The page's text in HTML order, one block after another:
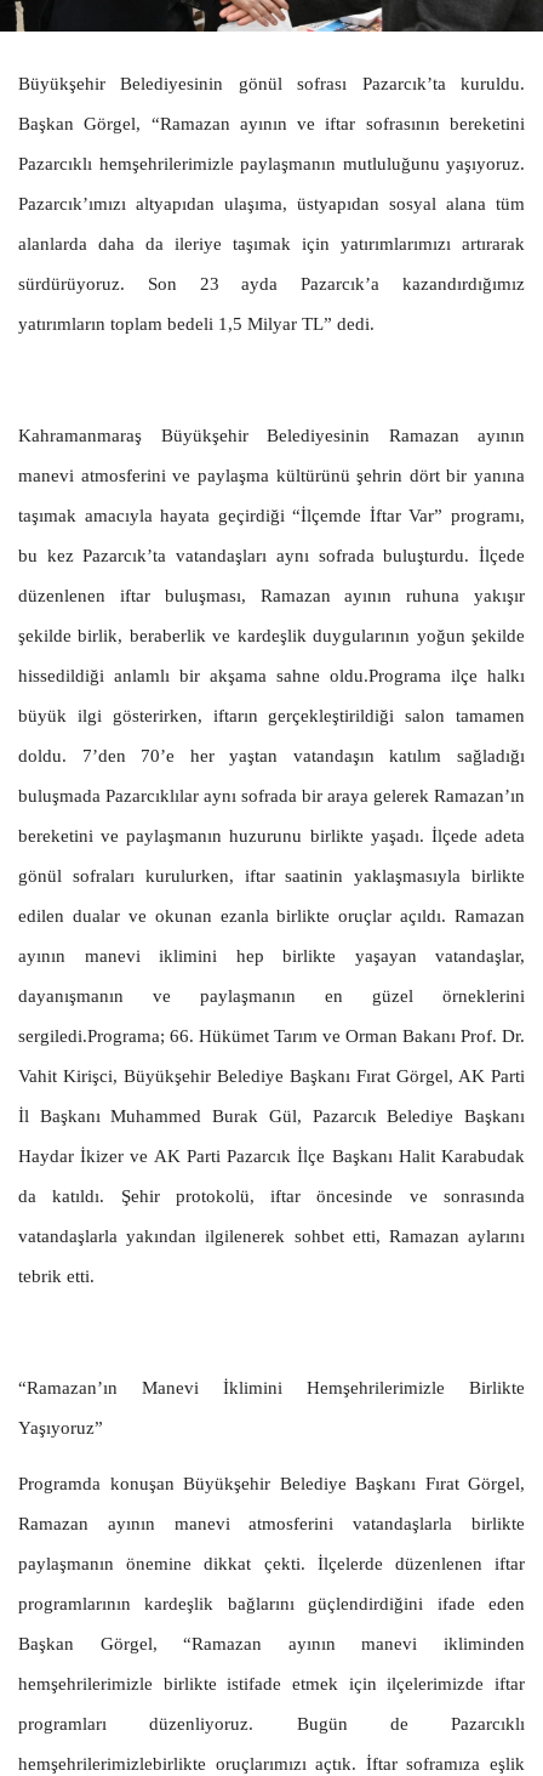
Büyükşehir Belediyesinin gönül sofrası Pazarcık’ta kuruldu.
Başkan Görgel, “Ramazan ayının ve iftar sofrasının bereketini
Pazarcıklı hemşehrilerimizle paylaşmanın mutluluğunu yaşıyoruz.
Pazarcık’ımızı altyapıdan ulaşıma, üstyapıdan sosyal alana tüm
alanlarda daha da ileriye taşımak için yatırımlarımızı artırarak
sürdürüyoruz. Son 23 ayda Pazarcık’a kazandırdığımız
yatırımların toplam bedeli 1,5 Milyar TL” dedi.
Kahramanmaraş Büyükşehir Belediyesinin Ramazan ayının
manevi atmosferini ve paylaşma kültürünü şehrin dört bir yanına
taşımak amacıyla hayata geçirdiği “İlçemde İftar Var” programı,
bu kez Pazarcık’ta vatandaşları aynı sofrada buluşturdu. İlçede
düzenlenen iftar buluşması, Ramazan ayının ruhuna yakışır
şekilde birlik, beraberlik ve kardeşlik duygularının yoğun şekilde
hissedildiği anlamlı bir akşama sahne oldu.Programa ilçe halkı
büyük ilgi gösterirken, iftarın gerçekleştirildiği salon tamamen
doldu. 7’den 70’e her yaştan vatandaşın katılım sağladığı
buluşmada Pazarcıklılar aynı sofrada bir araya gelerek Ramazan’ın
bereketini ve paylaşmanın huzurunu birlikte yaşadı. İlçede adeta
gönül sofraları kurulurken, iftar saatinin yaklaşmasıyla birlikte
edilen dualar ve okunan ezanla birlikte oruçlar açıldı. Ramazan
ayının manevi iklimini hep birlikte yaşayan vatandaşlar,
dayanışmanın ve paylaşmanın en güzel örneklerini
sergiledi.Programa; 66. Hükümet Tarım ve Orman Bakanı Prof. Dr.
Vahit Kirişci, Büyükşehir Belediye Başkanı Fırat Görgel, AK Parti
İl Başkanı Muhammed Burak Gül, Pazarcık Belediye Başkanı
Haydar İkizer ve AK Parti Pazarcık İlçe Başkanı Halit Karabudak
da katıldı. Şehir protokolü, iftar öncesinde ve sonrasında
vatandaşlarla yakından ilgilenerek sohbet etti, Ramazan aylarını
tebrik etti.
“Ramazan’ın Manevi İklimini Hemşehrilerimizle Birlikte
Yaşıyoruz”
Programda konuşan Büyükşehir Belediye Başkanı Fırat Görgel,
Ramazan ayının manevi atmosferini vatandaşlarla birlikte
paylaşmanın önemine dikkat çekti. İlçelerde düzenlenen iftar
programlarının kardeşlik bağlarını güçlendirdiğini ifade eden
Başkan Görgel, “Ramazan ayının manevi ikliminden
hemşehrilerimizle birlikte istifade etmek için ilçelerimizde iftar
programları düzenliyoruz. Bugün de Pazarcıklı
hemşehrilerimizlebirlikte oruçlarımızı açtık. İftar soframıza eşlik